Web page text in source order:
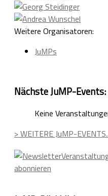
Weitere Organisatoren:
JuMPs
Nächste JuMP-Events:
Keine
> WEITERE JuMP-
abonnieren